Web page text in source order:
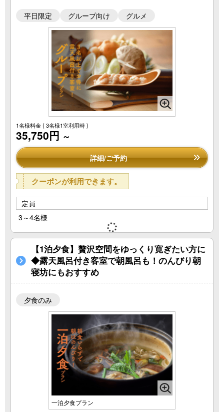
平日限定 グループ向け グルメ
1名様料金( 3名様1室利用時 )
35,750円 ～
詳細/ご予約
クーポンが利用できます。
定員
3～4名様
【1泊夕食】贅沢空間をゆっくり寛ぎたい方に
◆露天風呂付き客室で朝風呂も！のんびり朝
寝坊にもおすすめ
夕食のみ
一泊夕食プラン